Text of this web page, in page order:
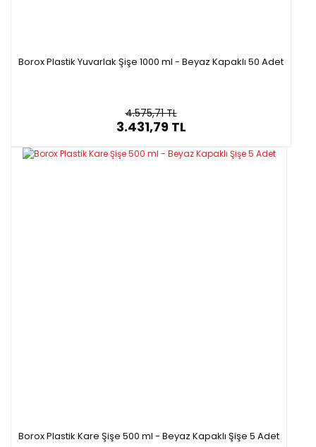
Borox Plastik Yuvarlak Şişe 1000 ml - Beyaz Kapaklı 50 Adet
4.575,71 TL
3.431,79 TL
Borox Plastik Kare Şişe 500 ml - Beyaz Kapaklı Şişe 5 Adet